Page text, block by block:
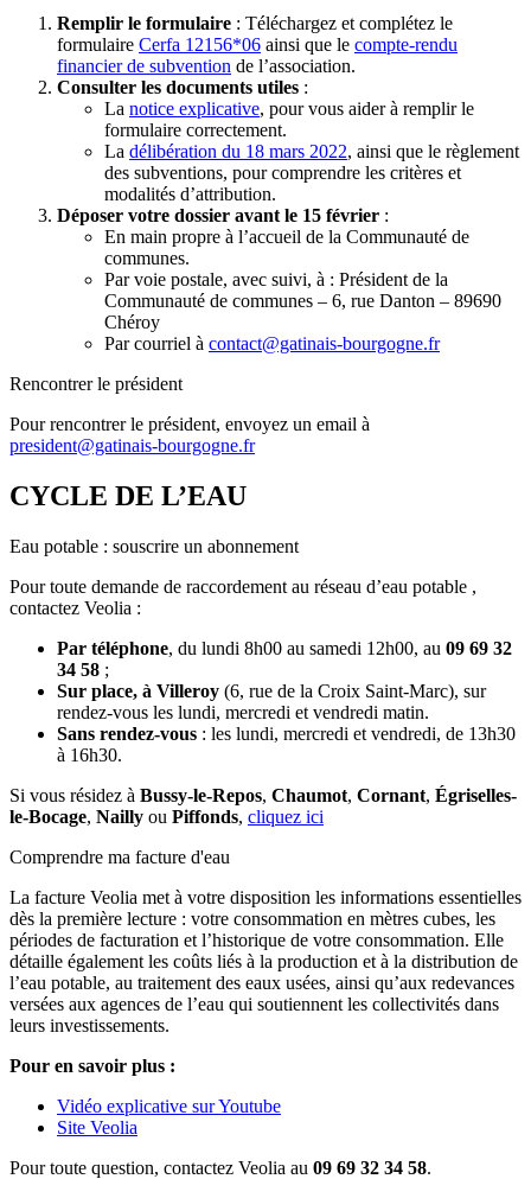
Remplir le formulaire : Téléchargez et complétez le
formulaire Cerfa 12156*06 ainsi que le compte-rendu
financier de subvention de l’association.
Consulter les documents utiles :
La notice explicative, pour vous aider à remplir le
formulaire correctement.
La délibération du 18 mars 2022, ainsi que le règlement
des subventions, pour comprendre les critères et
modalités d’attribution.
Déposer votre dossier avant le 15 février :
En main propre à l’accueil de la Communauté de
communes.
Par voie postale, avec suivi, à : Président de la
Communauté de communes – 6, rue Danton – 89690
Chéroy
Par courriel à contact@gatinais-bourgogne.fr
Rencontrer le président
Pour rencontrer le président, envoyez un email à
president@gatinais-bourgogne.fr
CYCLE DE L’EAU
Eau potable : souscrire un abonnement
Pour toute demande de raccordement au réseau d’eau potable ,
contactez Veolia :
Par téléphone, du lundi 8h00 au samedi 12h00, au 09 69 32
34 58 ;
Sur place, à Villeroy (6, rue de la Croix Saint-Marc), sur
rendez-vous les lundi, mercredi et vendredi matin.
Sans rendez-vous : les lundi, mercredi et vendredi, de 13h30
à 16h30.
Si vous résidez à Bussy-le-Repos, Chaumot, Cornant, Égriselles-
le-Bocage, Nailly ou Piffonds, cliquez ici
Comprendre ma facture d'eau
La facture Veolia met à votre disposition les informations essentielles
dès la première lecture : votre consommation en mètres cubes, les
périodes de facturation et l’historique de votre consommation. Elle
détaille également les coûts liés à la production et à la distribution de
l’eau potable, au traitement des eaux usées, ainsi qu’aux redevances
versées aux agences de l’eau qui soutiennent les collectivités dans
leurs investissements.
Pour en savoir plus :
Vidéo explicative sur Youtube
Site Veolia
Pour toute question, contactez Veolia au 09 69 32 34 58.